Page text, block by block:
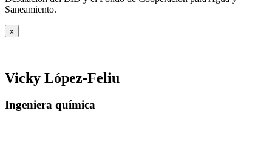
Saneamiento.
x
Vicky López-Feliu
Ingeniera química